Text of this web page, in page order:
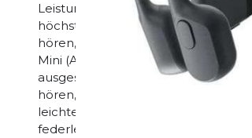
Leistung und eine neue
höchstem Niveau. Mit dem
hören, ohne dich zu isolieren. Für
Mini (Aeropex Quick Charge
ausgestattet und überträgt den
hören, während die Ohren frei
leichtes Design, unübertroffener
federleichte Design sorgen für